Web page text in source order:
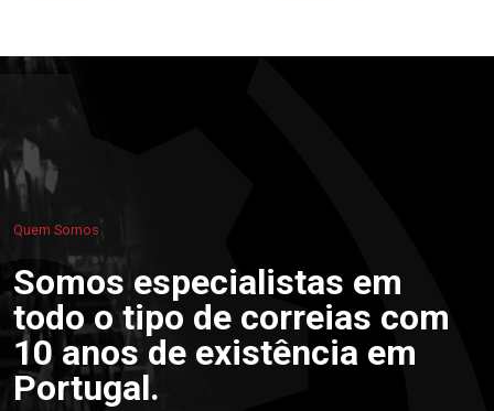
Quem Somos
Somos especialistas em
todo o tipo de correias com
10 anos de existência em
Portugal.